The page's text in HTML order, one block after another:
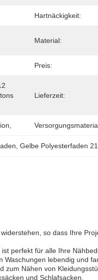
Hartnäckigkeit:
Material:
Preis:
Lieferzeit:
, Gelbe Polyesterfaden
so dass Ihre
perfekt für alle Ihre
lebendig und
Nähen von
und Schlafsacken.